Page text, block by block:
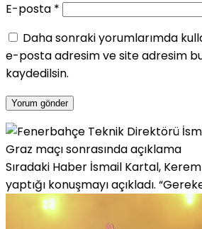
E-posta *
Daha sonraki yorumlarımda
e-posta adresim ve site adresim
kaydedilsin.
Sıradaki Haber İsmail Kartal,
yaptığı konuşmayı açıkladı.